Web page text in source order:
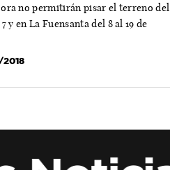
no permitirán pisar el terreno del
y en La Fuensanta del 8 al 19 de